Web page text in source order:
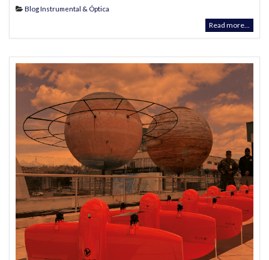
Blog Instrumental & Óptica
Read more...